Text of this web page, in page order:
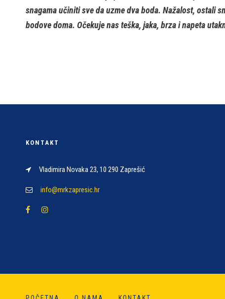
snagama učiniti sve da uzme dva boda. Nažalost, ostali
bodove doma. Očekuje nas teška, jaka, brza i napeta
KONTAKT
Vladimira Novaka 23, 10 290 Zaprešić
info@mrkzapresic.hr